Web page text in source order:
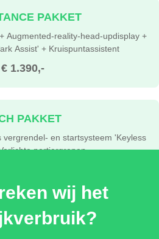
€ 1.390,-
PAKKET
Augmented-reality-head-updisplay +
Assist' + Kruispuntassistent
PAKKET
vergrendel- en startsysteem 'Keyless
portiergrepen
PAKKET
wij het